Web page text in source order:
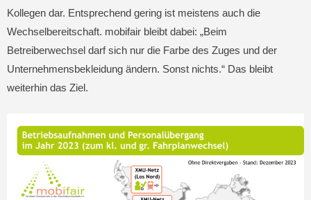
Kollegen dar. Entsprechend gering ist meistens auch die
Wechselbereitschaft. mobifair bleibt dabei: „Beim
Betreiberwechsel darf sich nur die Farbe des Zuges und der
Unternehmensbekleidung ändern. Sonst nichts.“ Das bleibt
weiterhin das Ziel.